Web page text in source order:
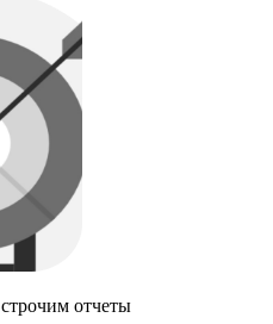
отчеты